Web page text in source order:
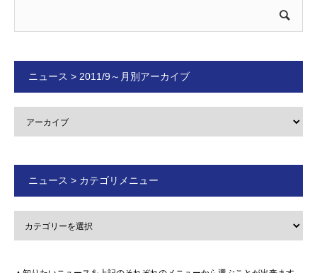
ニュース > 2011/9～月別アーカイブ
ニュース > カテゴリメニュー